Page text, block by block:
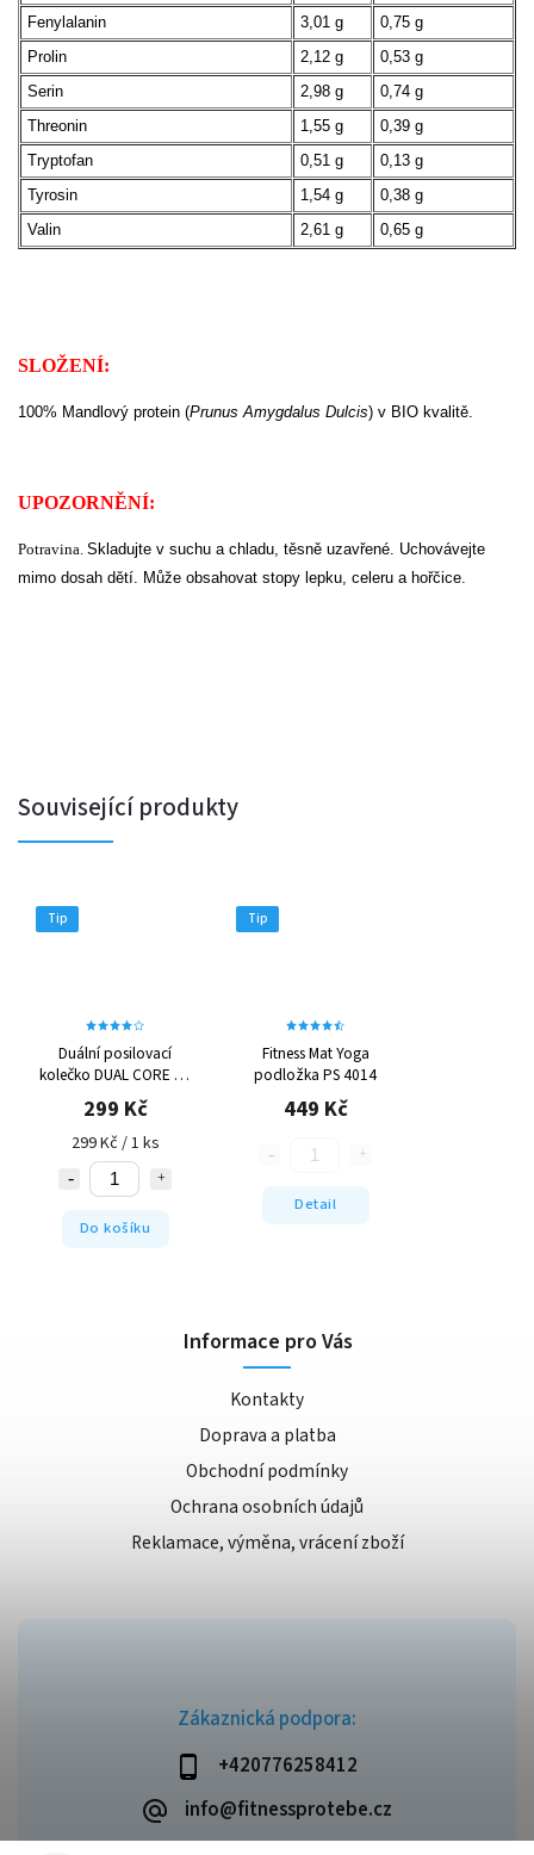
Fenylalanin
3,01 g
0,75 g
Prolin
2,12 g
0,53 g
Serin
2,98 g
0,74 g
Threonin
1,55 g
0,39 g
Tryptofan
0,51 g
0,13 g
Tyrosin
1,54 g
0,38 g
Valin
2,61 g 0,65 g
SLOŽENÍ:
100% Mandlový protein (Prunus Amygdalus Dulcis) v BIO kvalitě.
UPOZORNĚNÍ:
Potravina. Skladujte v suchu a chladu, těsně uzavřené. Uchovávejte
mimo dosah dětí. Může obsahovat stopy lepku, celeru a hořčice.
Související produkty
Tip
Duální posilovací
kolečko DUAL CORE PS
299 Kč
299 Kč / 1 ks
Do košíku
Tip
Fitness Mat Yoga
podložka PS 4014
449 Kč
Detail
Zákaznická podpora:
+420776258412
info@fitnessprotebe.cz
Informace pro Vás
Kontakty
Doprava a platba
Obchodní podmínky
Ochrana osobních údajů
Reklamace, výměna, vrácení zboží